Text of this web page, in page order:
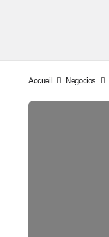
Accueil Negocios